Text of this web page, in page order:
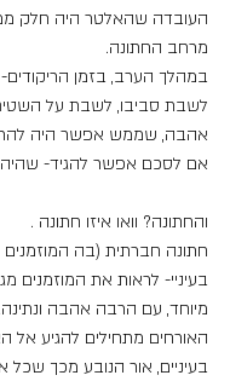
העובדה שהאלטר היה חלק
מרחב החתונה.
במהלך הערב, בזמן
לשבת סביבו, לשבת על
אהבה, שממש אפשר היה
אם לסכם אפשר להגיד-
והחתונה? וואו איזו חתונה .
חתונה חברתית (בה
בעיניי- לראות את המוזמנים
מיוחד, עם הרבה אהבה ונתינה.
האורחים מתחילים להגיע אל
בעיניים, אור הנובע מכך